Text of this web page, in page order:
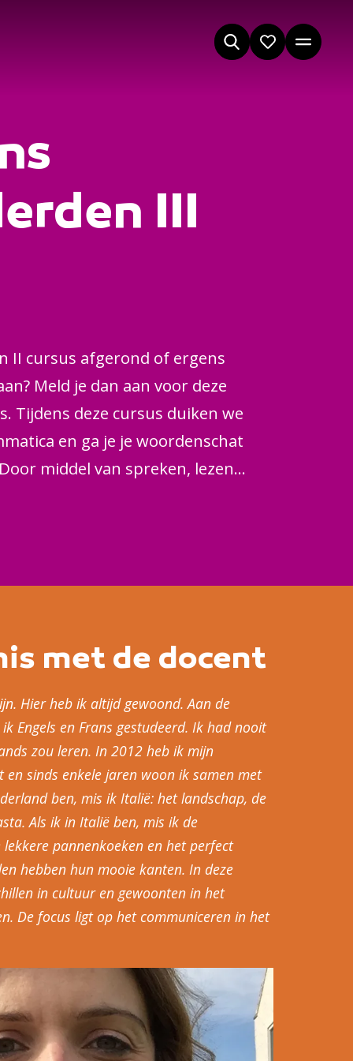
III
II cursus afgerond of ergens
Meld je dan aan voor deze
Tijdens deze cursus duiken we
en ga je je woordenschat
middel van spreken, lezen
met de docent
Hier heb ik altijd gewoond. Aan de
Engels en Frans gestudeerd. Ik had nooit
zou leren. In 2012 heb ik mijn
sinds enkele jaren woon ik samen met
ben, mis ik Italië: het landschap, de
Als ik in Italië ben, mis ik de
pannenkoeken en het perfect
hebben hun mooie kanten. In deze
in cultuur en gewoonten in het
De focus ligt op het communiceren in het